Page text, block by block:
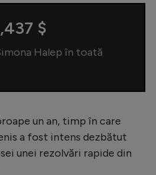
$
Halep în toată
un an, timp în care
a fost intens dezbătut
unei rezolvări rapide din